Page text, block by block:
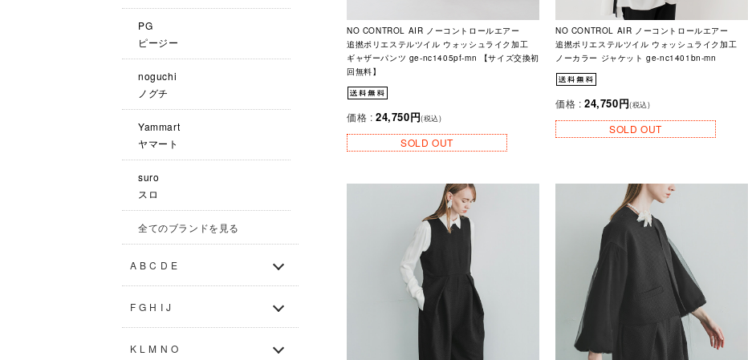
PG
ピージー
noguchi
ノグチ
Yammart
ヤマート
suro
スロ
全てのブランドを見る
A B C D E
F G H I J
K L M N O
NO CONTROL AIR ノーコントロールエアー
追撚ポリエステルツイル ウォッシュライク加工
ギャザーパンツ ge-nc1405pf-mn 【サイズ交換初
回無料】
価格 : 24,750円(税込)
SOLD OUT
NO CONTROL AIR ノーコントロールエアー
追撚ポリエステルツイル ウォッシュライク加工
ノーカラー ジャケット ge-nc1401bn-mn
価格 : 24,750円(税込)
SOLD OUT